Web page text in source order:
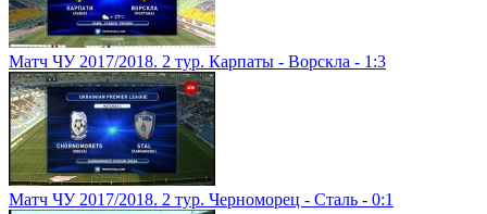
Матч ЧУ 2017/2018. 2 тур. Карпаты - Ворскла - 1:3
Матч ЧУ 2017/2018. 2 тур. Черноморец - Сталь - 0:1